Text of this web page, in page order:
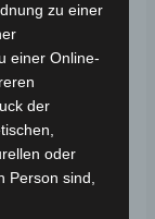
zu einer
einer Online-
der
oder
Person sind,